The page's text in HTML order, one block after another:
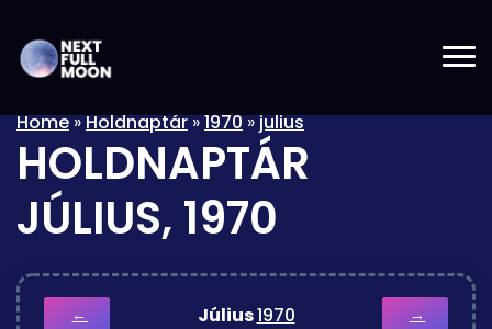
Home»Holdnaptár»1970»julius
HOLDNAPTÁR
JÚLIUS, 1970
← Július1970 →